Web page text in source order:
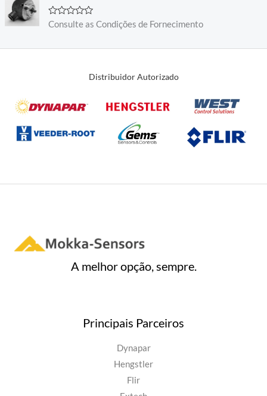
5
a
ç
ã
d
A
l
d
Consulte as Condições de Fornecimento
Distribuidor Autorizado
A melhor opção, sempre.
Principais Parceiros
Dynapar
Hengstler
Flir